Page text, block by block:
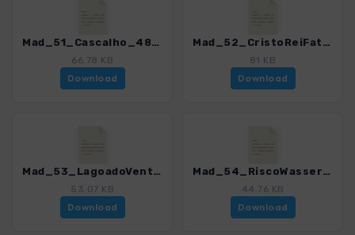
Mad_51_Cascalho_4811_12.gpx
66.78 KB
Download
Mad_52_CristoReiFatima_4811_12.gpx
81 KB
Download
Mad_53_LagoadoVento_4811_12.gpx
53.07 KB
Download
Mad_54_RiscoWasserfall_4811_12.gpx
44.76 KB
Download